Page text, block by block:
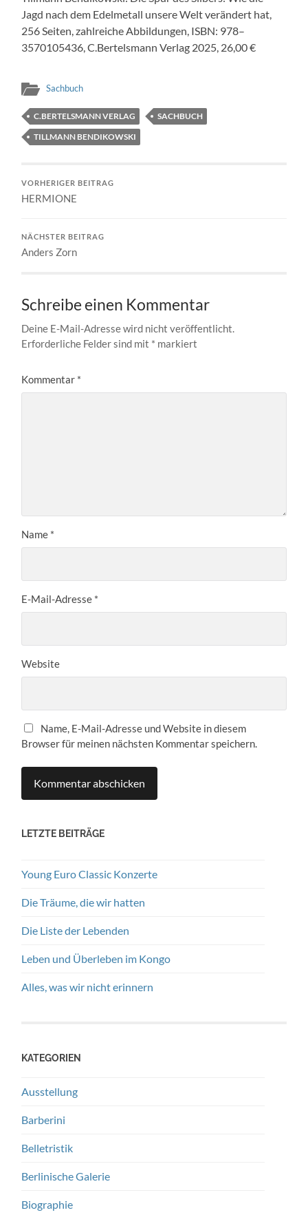
Jagd nach dem Edel­met­all unsere Welt verän­dert hat,
256 Seit­en, zahlre­iche Abbil­dun­gen, ISBN: 978–
3570105436, C.Bertelsmann Ver­lag 2025, 26,00 €
Sachbuch
C.BERTELSMANN VERLAG
SACHBUCH
TILLMANN BENDIKOWSKI
VORHERIGER BEITRAG
HERMIONE
NÄCHSTER BEITRAG
Anders Zorn
Schreibe einen Kommentar
Deine E-Mail-Adresse wird nicht veröffentlicht.
Erforderliche Felder sind mit * markiert
Kommentar *
Name *
E-Mail-Adresse *
Website
Name, E-Mail-Adresse und Website in diesem
Browser für meinen nächsten Kommentar speichern.
LETZTE BEITRÄGE
Young Euro Classic Konzerte
Die Träume, die wir hatten
Die Liste der Lebenden
Leben und Überleben im Kongo
Alles, was wir nicht erinnern
KATEGORIEN
Ausstellung
Barberini
Belletristik
Berlinische Galerie
Biographie